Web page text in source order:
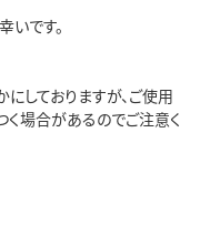
です。
しておりますが、ご使用
場合があるのでご注意く